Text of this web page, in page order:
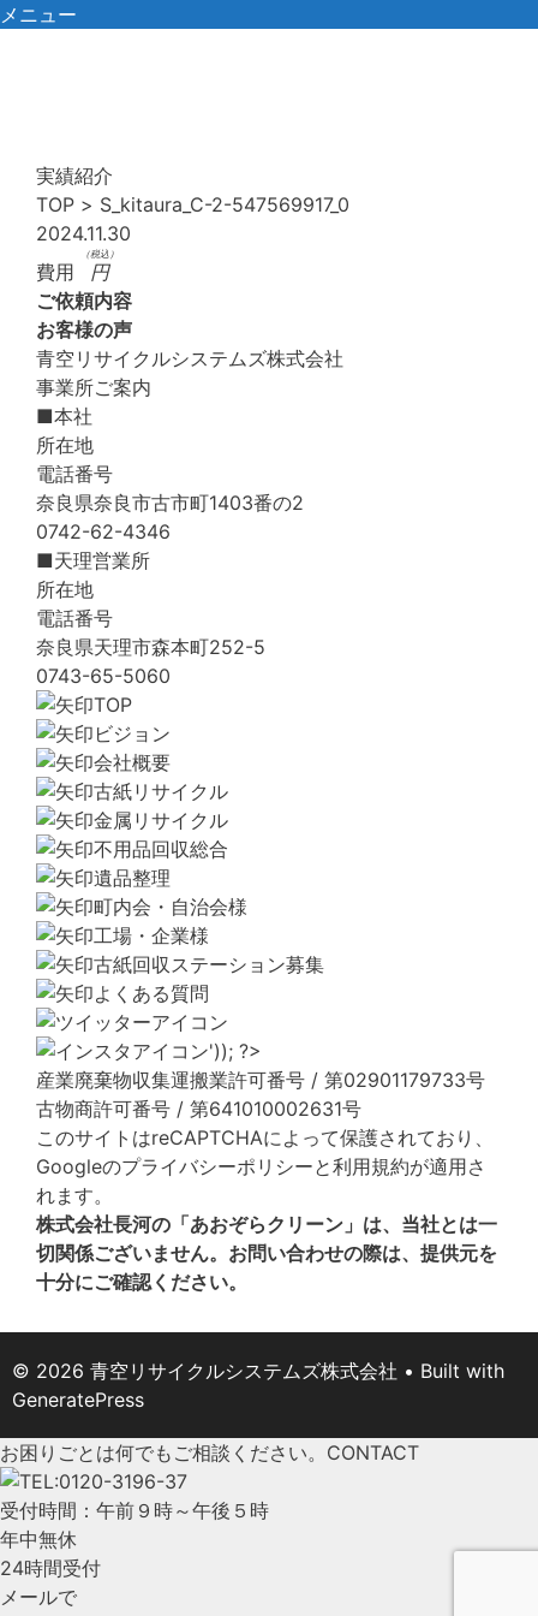
コ
メニュー
実績紹介
TOP > S_kitaura_C-2-547569917_0
2024.11.30
費用
円
（税込）
ご依頼内容
お客様の声
青空リサイクルシステムズ株式会社
事業所ご案内
■本社
所在地
電話番号
奈良県奈良市古市町1403番の2
0742-62-4346
■天理営業所
所在地
電話番号
奈良県天理市森本町252-5
0743-65-5060
TOP
ビジョン
会社概要
古紙リサイクル
金属リサイクル
不用品回収総合
遺品整理
町内会・自治会様
工場・企業様
古紙回収ステーション募集
よくある質問
産業廃棄物収集運搬業許可番号 / 第02901179733号
古物商許可番号 / 第641010002631号
このサイトはreCAPTCHAによって保護されており、
Googleのプライバシーポリシーと利用規約が適用さ
れます。
株式会社長河の「あおぞらクリーン」は、当社とは一
切関係ございません。お問い合わせの際は、提供元を
十分にご確認ください。
© 2026 青空リサイクルシステムズ株式会社 • Built with
GeneratePress
お困りごとは何でもご相談ください。 CONTACT
受付時間：午前９時～午後５時
年中無休
24時間受付
メールで